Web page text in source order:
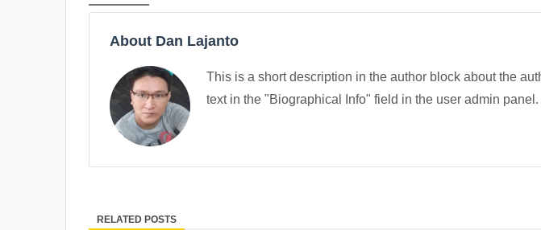
About Dan Lajanto
This is a short description in the author block about the
text in the "Biographical Info" field in the user admin panel.
RELATED POSTS